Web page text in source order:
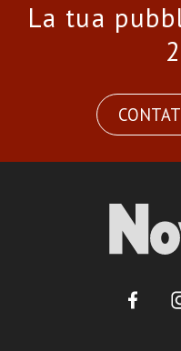
La tua